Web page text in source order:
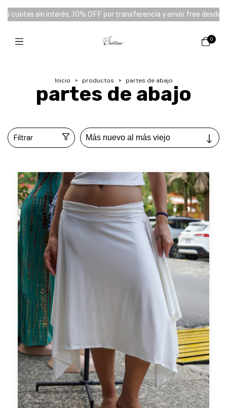
interés, 10% OFF por transferencia y envío free desde $180.000 ⭑
0
Inicio > productos > partes de abajo
partes de abajo
Filtrar